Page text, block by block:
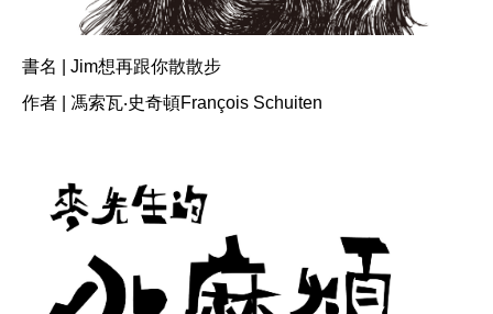
書名 | Jim想再跟你散散步
作者 | 馮索瓦‧史奇頓François Schuiten